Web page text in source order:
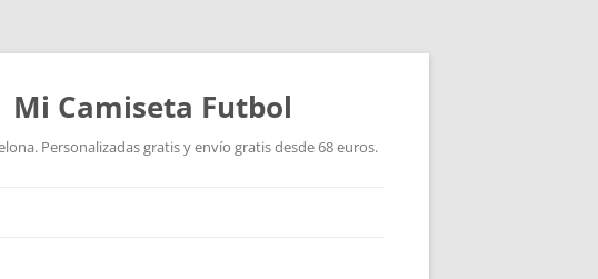
Mi Camiseta Futbol
Personalizadas gratis y envío gratis desde 68 euros.